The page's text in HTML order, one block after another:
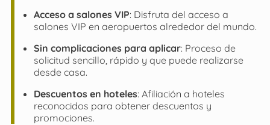
Acceso a salones VIP: Disfruta del acceso a
salones VIP en aeropuertos alrededor del mundo.
Sin complicaciones para aplicar: Proceso de
solicitud sencillo, rápido y que puede realizarse
desde casa.
Descuentos en hoteles: Afiliación a hoteles
reconocidos para obtener descuentos y
promociones.